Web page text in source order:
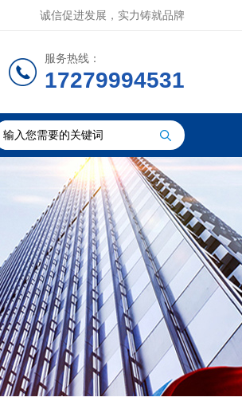
诚信促进发展，实力铸就品牌
服务热线：
17279994531